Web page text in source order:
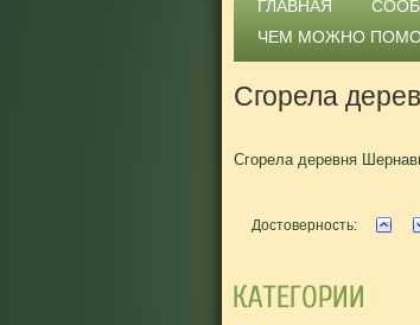
ГЛАВНАЯ
ЧЕМ МОЖНО
Сгорела
Сгорела деревня
Достоверность: